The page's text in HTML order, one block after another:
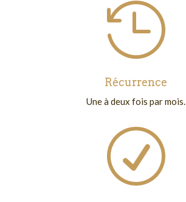

Récurrence
Une à deux fois par mois.
R